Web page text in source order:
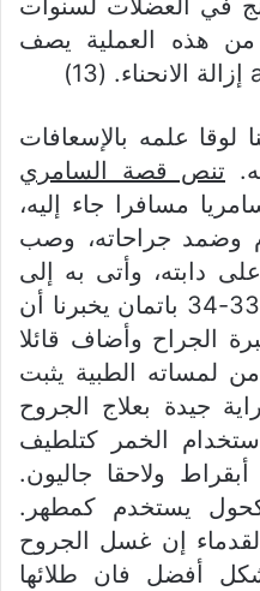
في العضلات لسنوات
من هذه العملية يصف
علمه بالإسعافات
تنص قصة السامري
سامريا مسافرا جاء إليه،
تحنن، 34 فتقدم وضمد جراحاته، وصب
دابته، وأتى به إلى
فندق واعتنى به. لوقا 10: 33-34 باتمان يخبرنا أن
الجراح وأضاف قائلا
لمساته الطبية يثبت
جيدة بعلاج الجروح
الخمر كتلطيف
ولاحقا جاليون.
يستخدم كمطهر.
إن غسل الجروح
أفضل فان طلائها